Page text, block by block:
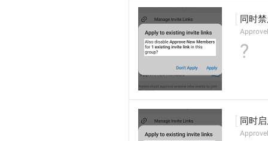
同时
?
同时